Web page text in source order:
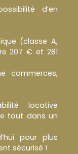
d’en
(classe A,
207 € et 281
commerces,
locative
tout dans un
pour plus
sécurisé !